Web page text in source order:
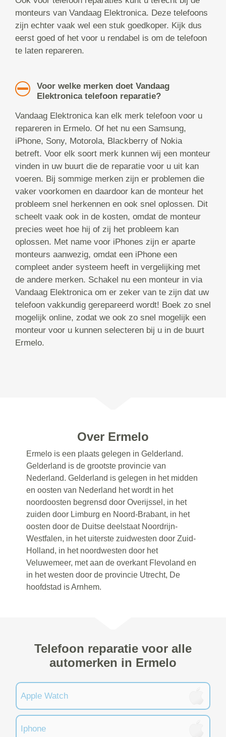
monteurs van Vandaag Elektronica. Deze telefoons
zijn echter vaak wel een stuk goedkoper. Kijk dus
eerst goed of het voor u rendabel is om de telefoon
te laten repareren.
Voor welke merken doet Vandaag
Elektronica telefoon reparatie?
Vandaag Elektronica kan elk merk telefoon voor u
repareren in Ermelo. Of het nu een Samsung,
iPhone, Sony, Motorola, Blackberry of Nokia
betreft. Voor elk soort merk kunnen wij een monteur
vinden in uw buurt die de reparatie voor u uit kan
voeren. Bij sommige merken zijn er problemen die
vaker voorkomen en daardoor kan de monteur het
probleem snel herkennen en ook snel oplossen. Dit
scheelt vaak ook in de kosten, omdat de monteur
precies weet hoe hij of zij het probleem kan
oplossen. Met name voor iPhones zijn er aparte
monteurs aanwezig, omdat een iPhone een
compleet ander systeem heeft in vergelijking met
de andere merken. Schakel nu een monteur in via
Vandaag Elektronica om er zeker van te zijn dat uw
telefoon vakkundig gerepareerd wordt! Boek zo snel
mogelijk online, zodat we ook zo snel mogelijk een
monteur voor u kunnen selecteren bij u in de buurt
Ermelo.
Over Ermelo
Ermelo is een plaats gelegen in Gelderland.
Gelderland is de grootste provincie van
Nederland. Gelderland is gelegen in het midden
en oosten van Nederland het wordt in het
noordoosten begrensd door Overijssel, in het
zuiden door Limburg en Noord-Brabant, in het
oosten door de Duitse deelstaat Noordrijn-
Westfalen, in het uiterste zuidwesten door Zuid-
Holland, in het noordwesten door het
Veluwemeer, met aan de overkant Flevoland en
in het westen door de provincie Utrecht, De
hoofdstad is Arnhem.
Telefoon reparatie voor alle
automerken in Ermelo
Apple Watch
Iphone